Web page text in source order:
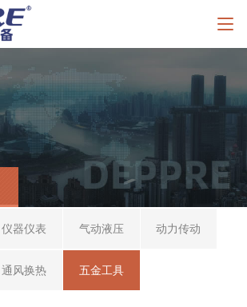
仪器仪表 气动液压 动力传动
通风换热 五金工具